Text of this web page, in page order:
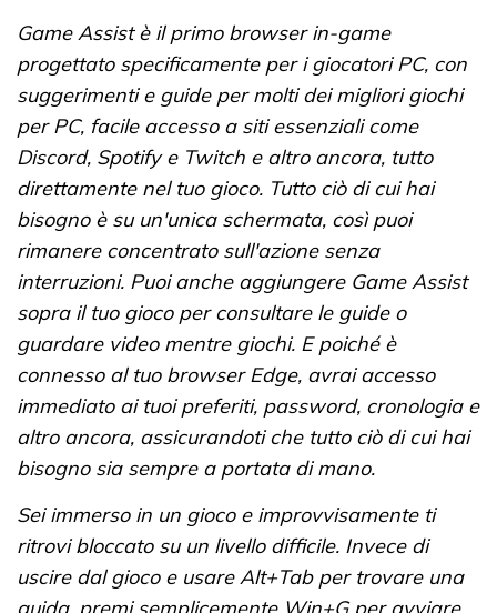
Game Assist è il primo browser in-game
progettato specificamente per i giocatori PC, con
suggerimenti e guide per molti dei migliori giochi
per PC, facile accesso a siti essenziali come
Discord, Spotify e Twitch e altro ancora, tutto
direttamente nel tuo gioco. Tutto ciò di cui hai
bisogno è su un'unica schermata, così puoi
rimanere concentrato sull'azione senza
interruzioni. Puoi anche aggiungere Game Assist
sopra il tuo gioco per consultare le guide o
guardare video mentre giochi. E poiché è
connesso al tuo browser Edge, avrai accesso
immediato ai tuoi preferiti, password, cronologia e
altro ancora, assicurandoti che tutto ciò di cui hai
bisogno sia sempre a portata di mano.
Sei immerso in un gioco e improvvisamente ti
ritrovi bloccato su un livello difficile. Invece di
uscire dal gioco e usare Alt+Tab per trovare una
guida, premi semplicemente Win+G per avviare